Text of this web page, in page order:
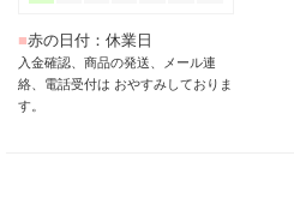
■赤の日付：休業日
入金確認、商品の発送、メール連
絡、電話受付は おやすみしておりま
す。